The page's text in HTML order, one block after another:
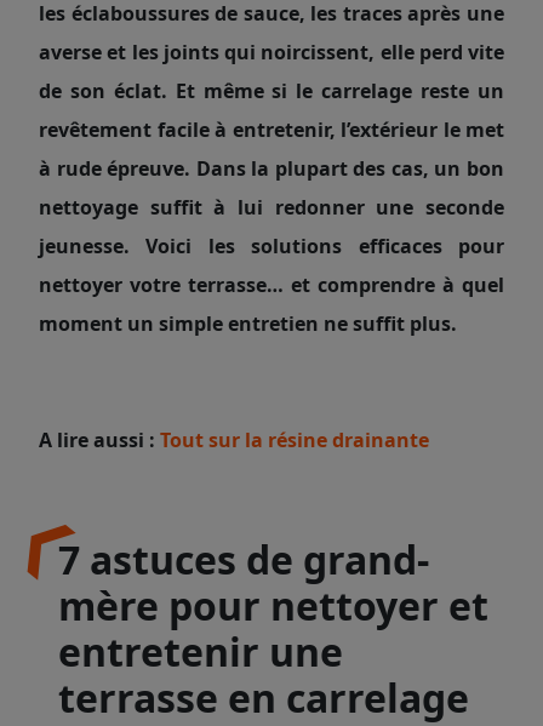
les éclaboussures de sauce, les traces après une
averse et les joints qui noircissent, elle perd vite
de son éclat. Et même si le carrelage reste un
revêtement facile à entretenir, l’extérieur le met
à rude épreuve. Dans la plupart des cas, un bon
nettoyage suffit à lui redonner une seconde
jeunesse. Voici les solutions efficaces pour
nettoyer votre terrasse… et comprendre à quel
moment un simple entretien ne suffit plus.
A lire aussi : Tout sur la résine drainante
7 astuces de grand-
mère pour nettoyer et
entretenir une
terrasse en carrelage